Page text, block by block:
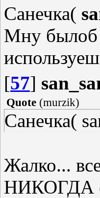
Санечка(
Мну былоб
[57]
Quote (murzik)
Санечка(
Жалко...
НИКОГДА